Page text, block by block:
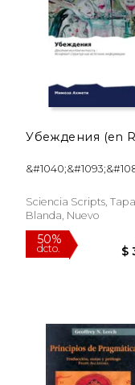
Убеждения (en
Sciencia Scripts, Tapa
Blanda, Nuevo